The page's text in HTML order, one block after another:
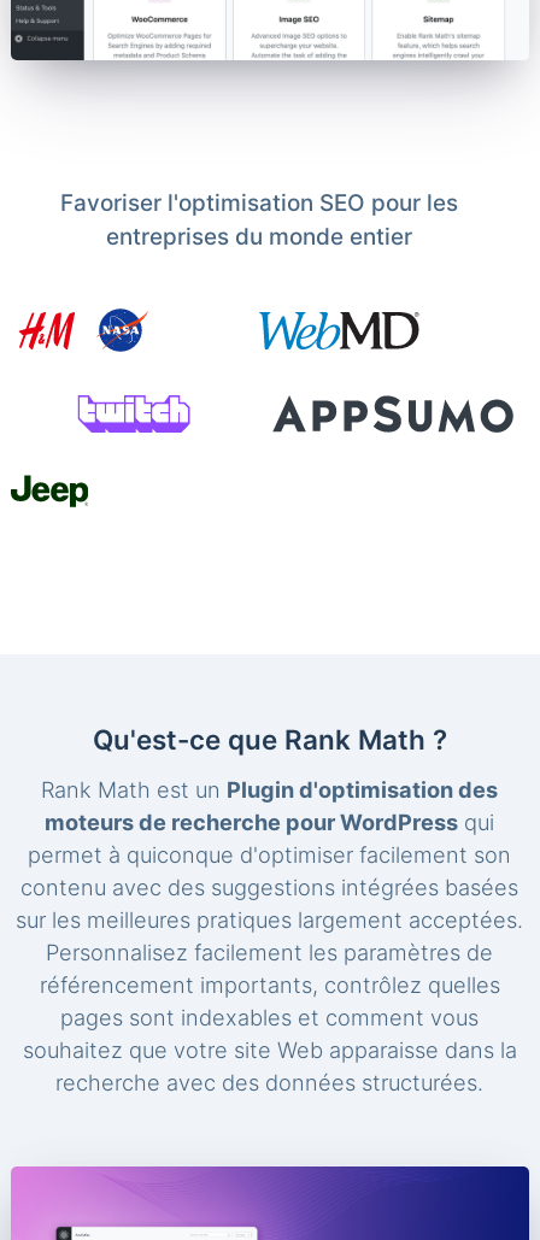
Favoriser l'optimisation SEO pour les
entreprises du monde entier
Qu'est-ce que Rank Math ?
Rank Math est un Plugin d'optimisation des
moteurs de recherche pour WordPress qui
permet à quiconque d'optimiser facilement son
contenu avec des suggestions intégrées basées
sur les meilleures pratiques largement acceptées.
Personnalisez facilement les paramètres de
référencement importants, contrôlez quelles
pages sont indexables et comment vous
souhaitez que votre site Web apparaisse dans la
recherche avec des données structurées.